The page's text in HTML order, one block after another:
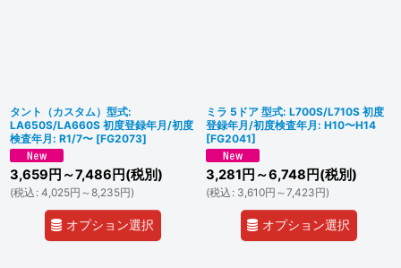
タント（カスタム）型式:
LA650S/LA660S 初度登録年月/初度
検査年月: R1/7〜 [FG2073]
3,659 円 ～7,486 円(税別)
(税込 : 4,025円 ～8,235円)
オプション選択
ミラ 5ドア 型式: L700S/L710S 初度
登録年月/初度検査年月: H10〜H14
[FG2041]
3,281 円 ～6,748 円(税別)
(税込 : 3,610円 ～7,423円)
オプション選択